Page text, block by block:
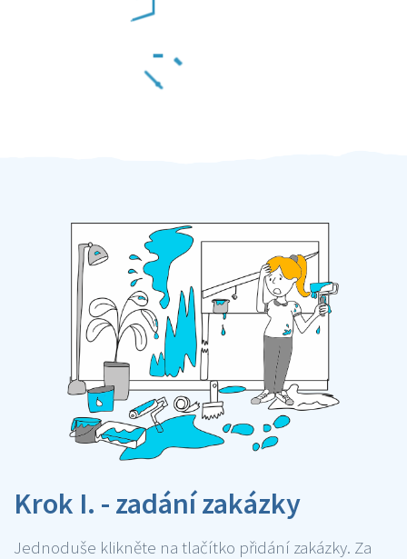
Krok I. - zadání zakázky
Jednoduše klikněte na tlačítko přidání zakázky. Za